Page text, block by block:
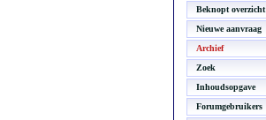
Beknopt overzicht
Nieuwe aanvraag
Archief
Zoek
Inhoudsopgave
Forumgebruikers